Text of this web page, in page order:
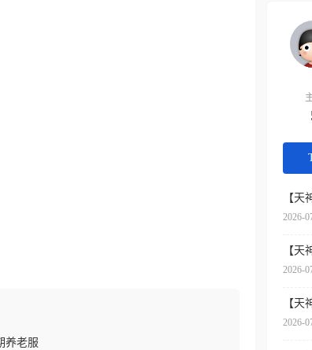
养老服
2026-
2026-
2026-